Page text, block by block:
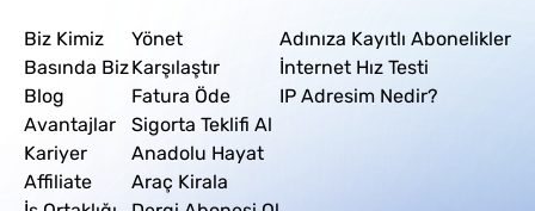
Biz Kimiz
Basında Biz
Blog
Avantajlar
Kariyer
Affiliate
Yönet
Karşılaştır
Fatura Öde
Sigorta Teklifi Al
Anadolu Hayat
Araç Kirala
Adınıza Kayıtlı Abonelikler
İnternet Hız Testi
IP Adresim Nedir?